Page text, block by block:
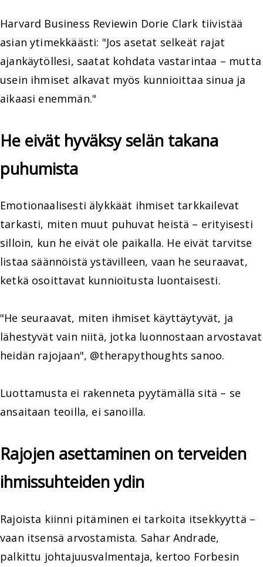
Harvard Business Reviewin Dorie Clark tiivistää
asian ytimekkäästi: "Jos asetat selkeät rajat
ajankäytöllesi, saatat kohdata vastarintaa – mutta
usein ihmiset alkavat myös kunnioittaa sinua ja
aikaasi enemmän."
He eivät hyväksy selän takana
puhumista
Emotionaalisesti älykkäät ihmiset tarkkailevat
tarkasti, miten muut puhuvat heistä – erityisesti
silloin, kun he eivät ole paikalla. He eivät tarvitse
listaa säännöistä ystävilleen, vaan he seuraavat,
ketkä osoittavat kunnioitusta luontaisesti.
"He seuraavat, miten ihmiset käyttäytyvät, ja
lähestyvät vain niitä, jotka luonnostaan arvostavat
heidän rajojaan", @therapythoughts sanoo.
Luottamusta ei rakenneta pyytämällä sitä – se
ansaitaan teoilla, ei sanoilla.
Rajojen asettaminen on terveiden
ihmissuhteiden ydin
Rajoista kiinni pitäminen ei tarkoita itsekkyyttä –
vaan itsensä arvostamista. Sahar Andrade,
palkittu johtajuusvalmentaja, kertoo Forbesin